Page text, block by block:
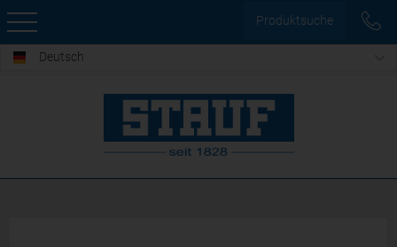
Produktsuche
Deutsch